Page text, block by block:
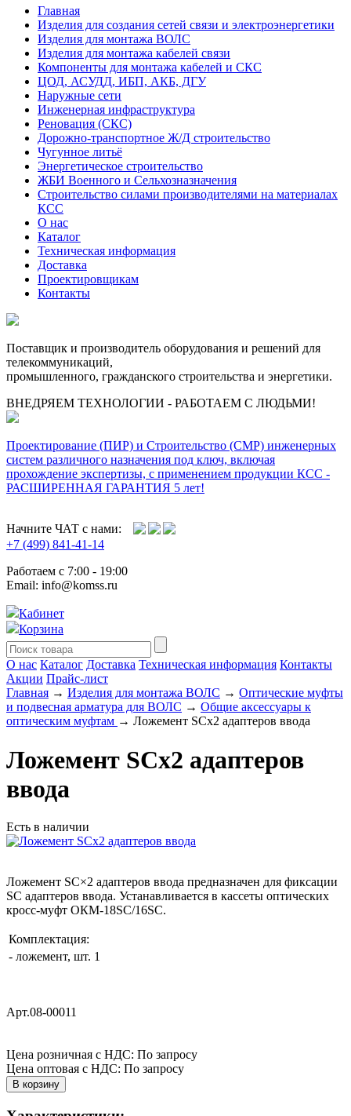
Главная
Изделия для создания сетей связи и электроэнергетики
Изделия для монтажа ВОЛС
Изделия для монтажа кабелей связи
Компоненты для монтажа кабелей и СКС
ЦОД, АСУДД, ИБП, АКБ, ДГУ
Наружные сети
Инженерная инфраструктура
Реновация (СКС)
Дорожно-транспортное Ж/Д строительство
Чугунное литьё
Энергетическое строительство
ЖБИ Военного и Сельхозназначения
Строительство силами производителями на материалах
КСС
О нас
Каталог
Техническая информация
Доставка
Проектировщикам
Контакты
Поставщик и производитель оборудования и решений для
телекоммуникаций,
промышленного, гражданского строительства и энергетики.
ВНЕДРЯЕМ ТЕХНОЛОГИИ - РАБОТАЕМ С ЛЮДЬМИ!
Проектирование (ПИР) и Cтроительство (СМР) инженерных
систем различного назначения под ключ, включая
прохождение экспертизы, с применением продукции КСС -
РАСШИРЕННАЯ ГАРАНТИЯ 5 лет!
Начните ЧАТ с нами:
+7 (499) 841-41-14
Работаем с 7:00 - 19:00
Email: info@komss.ru
Кабинет
Корзина
О нас Каталог Доставка Техническая информация Контакты
Акции Прайс-лист
Главная → Изделия для монтажа ВОЛС → Оптические муфты
и подвесная арматура для ВОЛС → Общие аксессуары к
оптическим муфтам → Ложемент SCx2 адаптеров ввода
Ложемент SCx2 адаптеров
ввода
Есть в наличии
Ложемент SC×2 адаптеров ввода предназначен для фиксации
SC адаптеров ввода. Устанавливается в кассеты оптических
кросс-муфт ОКМ-18SC/16SC.
Комплектация:
- ложемент, шт. 1
Арт.08-00011
Цена розничная с НДС: По запросу
Цена оптовая с НДС: По запросу